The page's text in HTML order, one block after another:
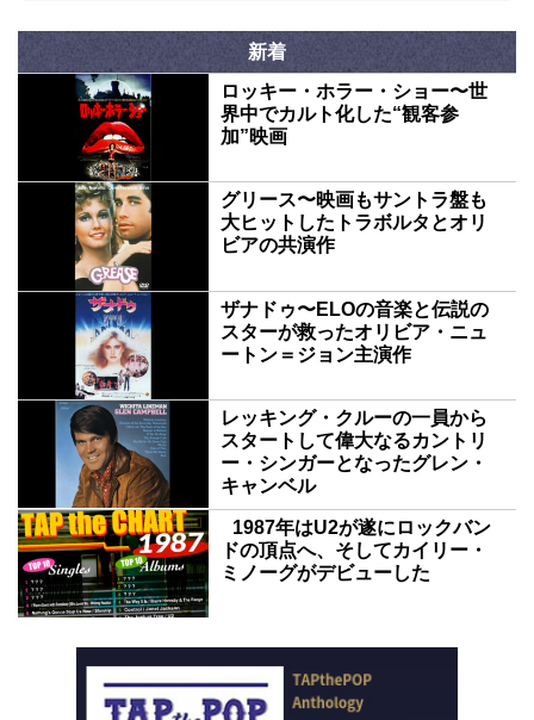
新着
ロッキー・ホラー・ショー〜世
界中でカルト化した“観客参
加”映画
グリース〜映画もサントラ盤も
大ヒットしたトラボルタとオリ
ビアの共演作
ザナドゥ〜ELOの音楽と伝説の
スターが救ったオリビア・ニュ
ートン＝ジョン主演作
レッキング・クルーの一員から
スタートして偉大なるカントリ
ー・シンガーとなったグレン・
キャンベル
1987年はU2が遂にロックバン
ドの頂点へ、そしてカイリー・
ミノーグがデビューした